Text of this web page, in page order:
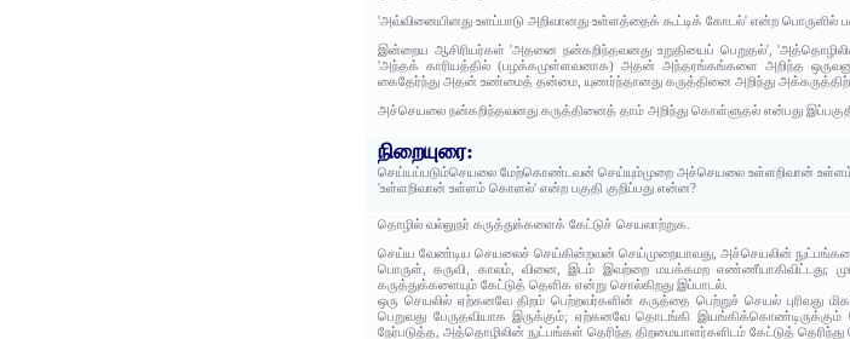
'அவ்வினையினது உளப்பாடு அறிவானது உள்ளத்தைக் கூட்டிக் கோடல்' என்ற பொருளில்
இன்றைய ஆசிரியர்கள் 'அதனை நன்கறிந்தவனது உறுதியைப் பெறுதல்',
'அந்தக் காரியத்தில் (பழக்கமுள்ளவனாக) அதன் அந்தரங்கங்களை அறிந்த
கைதேர்ந்து அதன் உண்மைத் தன்மை, யுணர்ந்தானது கருத்தினை அறிந்து
அச்செயலை நன்கறிந்தவனது கருத்தினைத் தாம் அறிந்து கொள்ளுதல் என்பது
நிறையுரை:
செய்யப்படும்செயலை மேற்கொண்டவன் செய்யும்முறை அச்செயலை உள்ளறிவான்
'உள்ளறிவான் உள்ளம் கொளல்' என்ற பகுதி குறிப்பது என்ன?
தொழில் வல்லுநர் கருத்துக்களைக் கேட்டுச் செயலாற்றுக.
செய்ய வேண்டிய செயலைச் செய்கின்றவன் செய்முறையாவது, அச்செயலின்
பொருள், கருவி, காலம், வினை, இடம் இவற்றை மயக்கமற எண்ணீயாகிவிட்டது;
கருத்துக்களையும் கேட்டுத் தெளிக என்று சொல்கிறது இப்பாடல்.
ஒரு செயலில் ஏற்கனவே திறம் பெற்றவர்களின் கருத்தை பெற்றுச் செயல் புரிவது
பெறுவது பேருதவியாக இருக்கும்; ஏற்கனவே தொடங்கி
நேர்படுத்த, அத்தொழிலின் நுட்பங்கள் தெரிந்த திறமையாளர்களிடம் கேட்டுத்